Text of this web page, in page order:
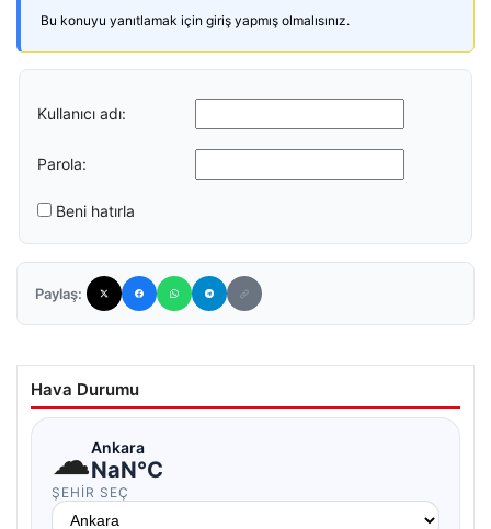
Bu konuyu yanıtlamak için giriş yapmış olmalısınız.
Kullanıcı adı:
Parola:
Beni hatırla
Paylaş:
Hava Durumu
☁Ankara
NaN°C
ŞEHIR SEÇ